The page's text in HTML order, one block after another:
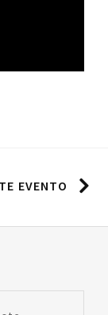
EVENTO